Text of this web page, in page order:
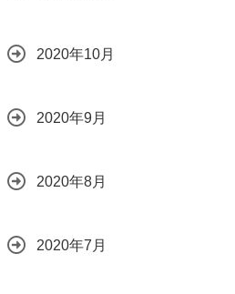
2020年10月
2020年9月
2020年8月
2020年7月